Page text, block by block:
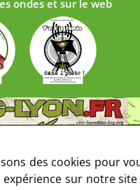
ondes et sur le web
des cookies pour
sur notre site